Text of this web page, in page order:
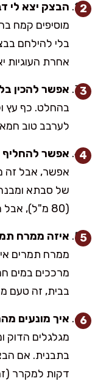
הבצק יצא לי
מוסיפים קמח
בלי להילחם
אחרת העוגיות
אפשר להכין
בהחלט. כף עץ
לערבב טוב
אפשר
אפשר, אבל זה
(80 מ"ל), אבל העוגיות יצאו פחות פריכות בקצוות.
איזה ממרח
ממרח תמרים
מרככים במים
בבית, זה טעם
איך מונעים
מגלגלים הדוק
דקות למקרר